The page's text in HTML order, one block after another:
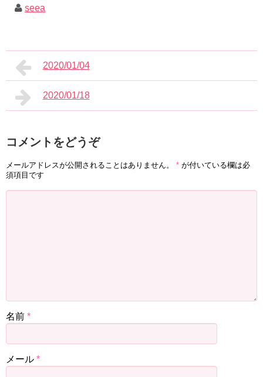
seea
2020/01/04
2020/01/18
コメントをどうぞ
メールアドレスが公開されることはありません。 * が付いている欄は必
須項目です
名前 *
メール *